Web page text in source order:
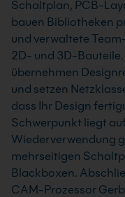
Schaltplan, PCB-
bauen Bibliotheken
und verwaltete
2D- und 3D-
übernehmen
und setzen
dass Ihr Design
Schwerpunkt liegt
Wiederverwendung
mehrseitigen
Blackboxen.
CAM-Prozessor